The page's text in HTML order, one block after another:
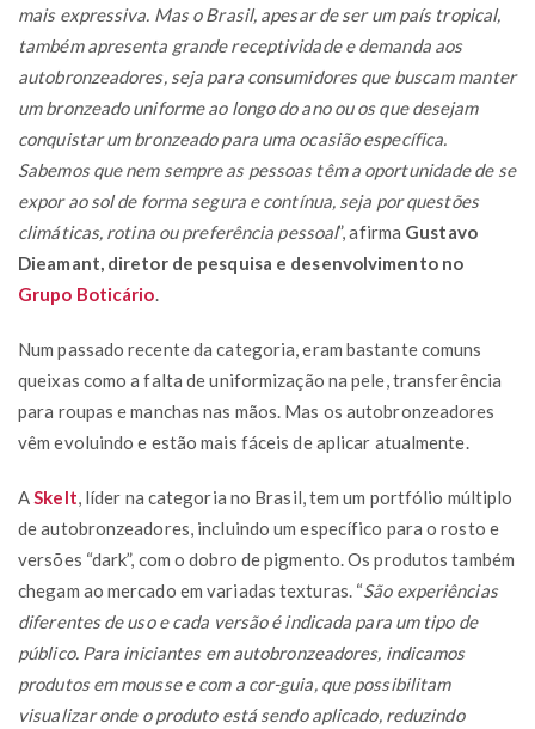
mais expressiva. Mas o Brasil, apesar de ser um país tropical,
também apresenta grande receptividade e demanda aos
autobronzeadores, seja para consumidores que buscam manter
um bronzeado uniforme ao longo do ano ou os que desejam
conquistar um bronzeado para uma ocasião específica.
Sabemos que nem sempre as pessoas têm a oportunidade de se
expor ao sol de forma segura e contínua, seja por questões
climáticas, rotina ou preferência pessoal”, afirma Gustavo
Dieamant, diretor de pesquisa e desenvolvimento no
Grupo Boticário
Num passado recente da categoria, eram bastante comuns
queixas como a falta de uniformização na pele, transferência
para roupas e manchas nas mãos. Mas os autobronzeadores
vêm evoluindo e estão mais fáceis de aplicar atualmente.
A Skelt , líder na categoria no Brasil, tem um portfólio múltiplo
de autobronzeadores, incluindo um específico para o rosto e
versões “dark”, com o dobro de pigmento. Os produtos também
chegam ao mercado em variadas texturas. “São experiências
diferentes de uso e cada versão é indicada para um tipo de
público. Para iniciantes em autobronzeadores, indicamos
produtos em mousse e com a cor-guia, que possibilitam
visualizar onde o produto está sendo aplicado, reduzindo